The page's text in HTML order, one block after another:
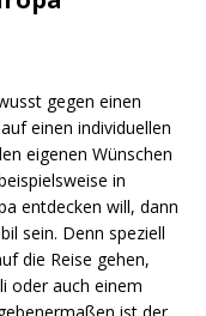
gegen einen
einen individuellen
eigenen Wünschen
in
entdecken will, dann
sein. Denn speziell
die Reise gehen,
oder auch einem